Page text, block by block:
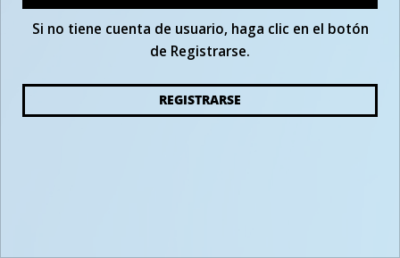
Si no tiene cuenta de usuario, haga clic en el botón
de Registrarse.
REGISTRARSE